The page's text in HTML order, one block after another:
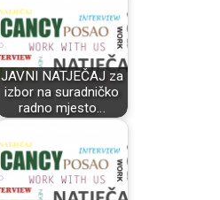
JAVNI NATJEČAJ za
izbor na suradničko
radno mjesto…